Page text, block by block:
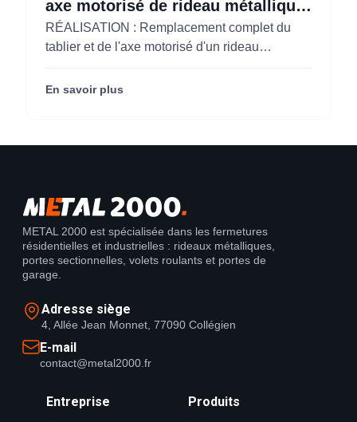
axe motorisé de rideau métallique
pour M'CHADAL (Optical Center)
(95)
RÉALISATION : Remplacement complet du
tablier et de l'axe motorisé d'un rideau
Center) (95290).
En savoir plus
METAL 2000 est spécialisée dans les fermetures
résidentielles et industrielles : rideaux métalliques,
portes sectionnelles, volets roulants et portes de
garage.
Adresse siège
4, Allée Jean Monnet, 77090 Collégien
E-mail
contact@metal2000.fr
Entreprise Produits